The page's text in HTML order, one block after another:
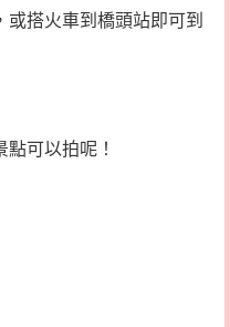
或搭火車到橋頭站即可到
可以拍呢！